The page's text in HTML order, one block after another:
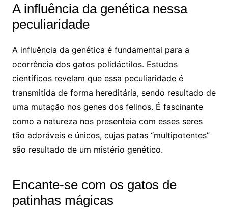
A influência da genética nessa
peculiaridade
A influência da genética é fundamental para a
ocorrência dos gatos polidáctilos. Estudos
científicos revelam que essa peculiaridade é
transmitida de forma hereditária, sendo resultado de
uma mutação nos genes dos felinos. É fascinante
como a natureza nos presenteia com esses seres
tão adoráveis e únicos, cujas patas “multipotentes”
são resultado de um mistério genético.
Encante-se com os gatos de
patinhas mágicas